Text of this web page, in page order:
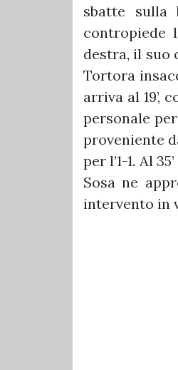
sbatte sulla
contropiede
destra, il suo
Tortora
arriva al 19’,
personale
proveniente
per l’1-1. Al
Sosa ne
intervento in